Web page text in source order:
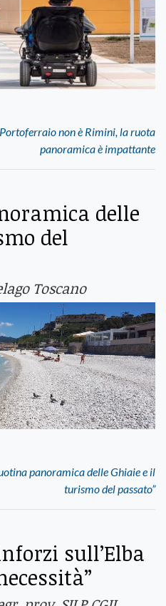
Portoferraio non è Rimini, la ruota
panoramica è impattante
delle
del
Toscano
panoramica delle Ghiaie e il
turismo del passato”
sull’Elba